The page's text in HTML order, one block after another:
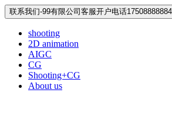
联系我们-99有限公司客服开户电话
shooting
2D animation
AIGC
CG
Shooting+CG
About us